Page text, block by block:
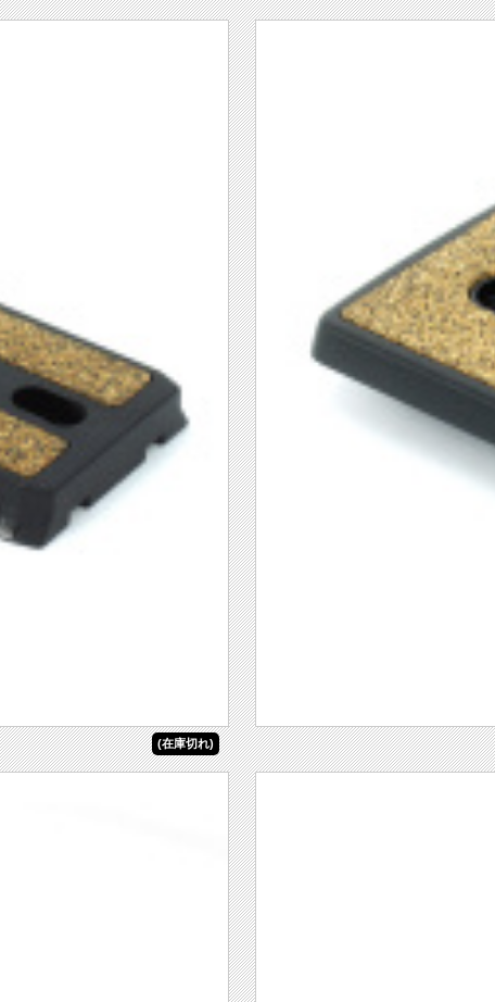
(在庫切れ)